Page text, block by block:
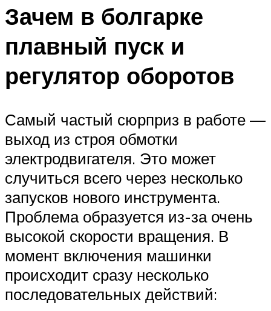
Зачем в болгарке
плавный пуск и
регулятор оборотов
Самый частый сюрприз в работе —
выход из строя обмотки
электродвигателя. Это может
случиться всего через несколько
запусков нового инструмента.
Проблема образуется из-за очень
высокой скорости вращения. В
момент включения машинки
происходит сразу несколько
последовательных действий: